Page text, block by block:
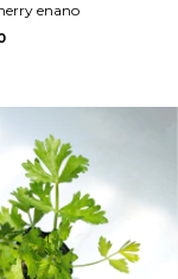
enano